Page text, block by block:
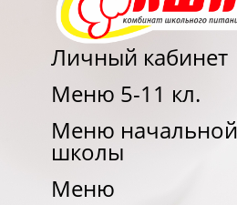
Личный кабинет
Меню 5-11 кл.
Меню начальной
школы
Меню